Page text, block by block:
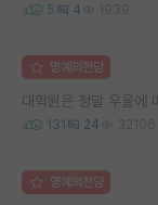
5 4 1939
명예의전당
대학원은 정말 우울에
131 24 32106
명예의전당